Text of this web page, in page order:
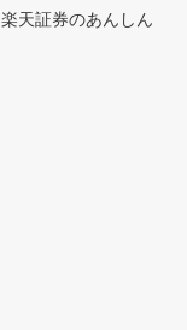
楽天証券のあんしん